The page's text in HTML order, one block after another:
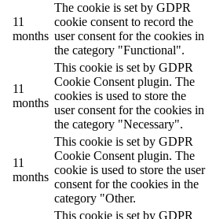
11
months
The cookie is set by GDPR
cookie consent to record the
user consent for the cookies in
the category "Functional".
11
months
This cookie is set by GDPR
Cookie Consent plugin. The
cookies is used to store the
user consent for the cookies in
the category "Necessary".
11
months
This cookie is set by GDPR
Cookie Consent plugin. The
cookie is used to store the user
consent for the cookies in the
category "Other.
This cookie is set by GDPR